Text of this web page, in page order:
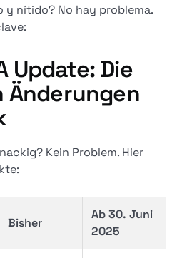
y nítido? No hay problema.
Update: Die
Kein Problem. Hier
Bisher
Ab 30. Juni
2025